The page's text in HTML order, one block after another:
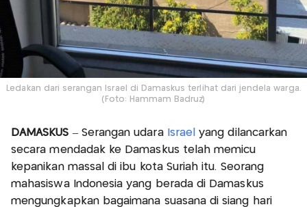
Ledakan dari serangan Israel di Damaskus terlihat dari jendela warga.
(Foto: Hammam Badruz)
DAMASKUS– Serangan udara Israel yang dilancarkan
secara mendadak ke Damaskus telah memicu
kepanikan massal di ibu kota Suriah itu. Seorang
mahasiswa Indonesia yang berada di Damaskus
mengungkapkan bagaimana suasana di siang hari